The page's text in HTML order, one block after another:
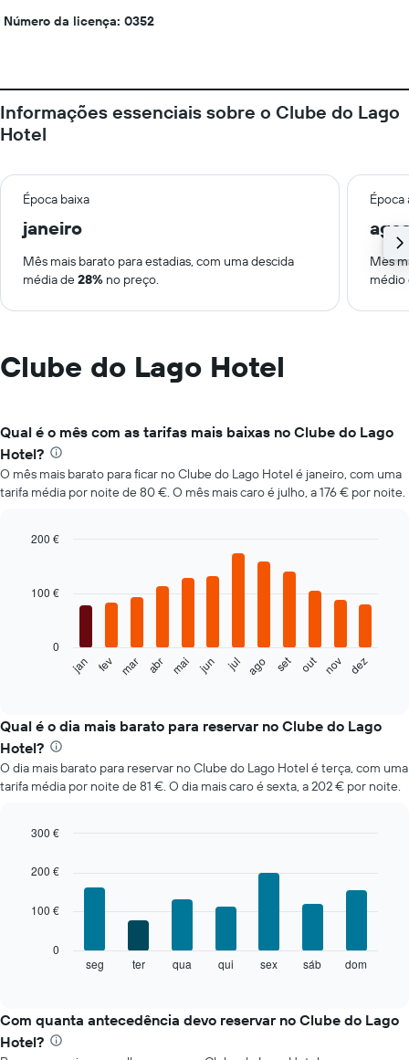
Número da licença: 0352
Informações essenciais sobre o Clube do Lago
Hotel
Época baixa Época
janeiro
Mês mais barato para estadias, com uma descida
média de28% no preço.
Mês
Clube do Lago Hotel
Qual é o mês com as tarifas mais baixas no Clube do Lago
Hotel?
O mês mais barato para ficar no Clube do Lago Hotel é janeiro, com uma
tarifa média por noite de 80 €. O mês mais caro é julho, a 176 € por noite.
with
o
preço
médio
de
um
em
cada
O
apresenta
numa
apresenta
o
preço
jan fev mar abr mai jun jul ago set out nov dez
0
100 €
200 €
Qual é o dia mais barato para reservar no Clube do Lago
Hotel?
O dia mais barato para reservar no Clube do Lago Hotel é terça, com uma
tarifa média por noite de 81 €. O dia mais caro é sexta, a 202 € por noite.
chart
bars.
o
preço
médio
graphic.
seg ter qua qui sex sáb dom
0
100 €
200 €
300 €
Com quanta antecedência devo reservar no Clube do Lago
Hotel?